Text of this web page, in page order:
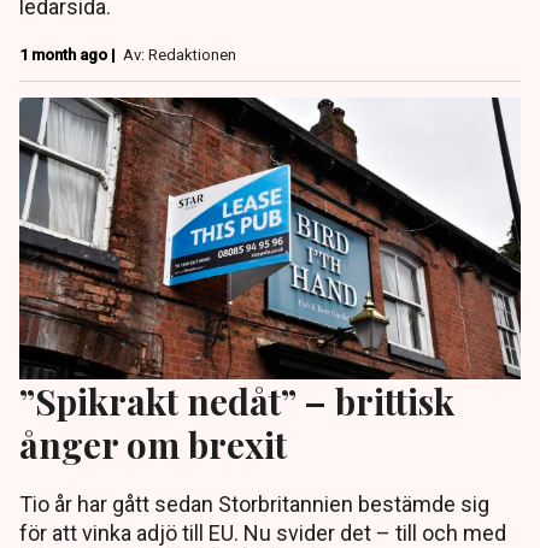
ledarsida.
1 month ago | Av: Redaktionen
”Spikrakt nedåt” – brittisk
ånger om brexit
Tio år har gått sedan Storbritannien bestämde sig
för att vinka adjö till EU. Nu svider det – till och med